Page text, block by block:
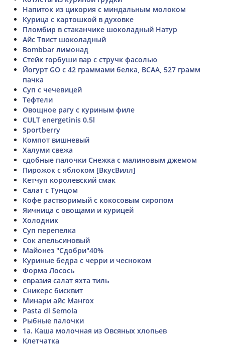
Напиток из цикория с миндальным молоком
Курица с картошкой в духовке
Пломбир в стаканчике шоколадный Натур
Айс Твист шоколадный
Bombbar лимонад
Стейк горбуши вар с стручк фасолью
Йогурт GO с 42 граммами белка, BCAA, 527 грамм
пачка
Суп с чечевицей
Тефтели
Овощное рагу с куриным филе
CULT energetinis 0.5l
Sportberry
Компот вишневый
Халуми свежа
сдобные палочки Снежка с малиновым джемом
Пирожок с яблоком [ВкусВилл]
Кетчуп королевский смак
Салат с Тунцом
Кофе растворимый с кокосовым сиропом
Яичница с овощами и курицей
Холодник
Суп перепелка
Сок апельсиновый
Майонез "Сдобри"40%
Куриные бедра с черри и чесноком
Форма Лосось
евразия салат яхта тиль
Сникерс бисквит
Минари айс Мангох
Pasta di Semola
Рыбные палочки
1а. Каша молочная из Овсяных хлопьев
Клетчатка